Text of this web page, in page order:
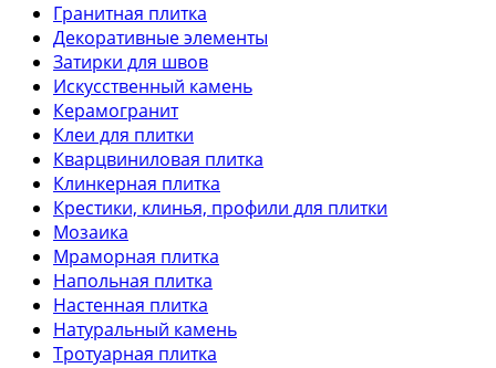
Гранитная плитка
Декоративные элементы
Затирки для швов
Искусственный камень
Керамогранит
Клеи для плитки
Кварцвиниловая плитка
Клинкерная плитка
Крестики, клинья, профили для плитки
Мозаика
Мраморная плитка
Напольная плитка
Настенная плитка
Натуральный камень
Тротуарная плитка